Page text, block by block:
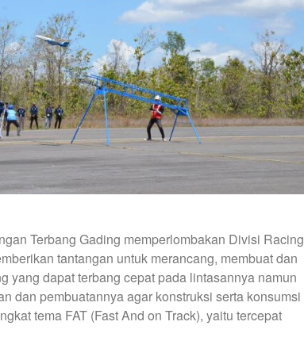
Terbang Gading memperlombakan Divisi Racing
tantangan untuk merancang, membuat dan
yang dapat terbang cepat pada lintasannya namun
dan pembuatannya agar konstruksi serta konsumsi
tema FAT (Fast And on Track), yaitu tercepat